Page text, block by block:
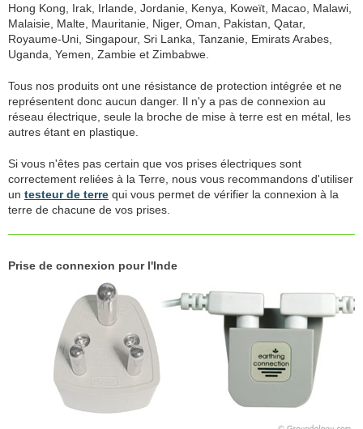
Hong Kong, Irak, Irlande, Jordanie, Kenya, Koweït, Macao, Malawi,
Malaisie, Malte, Mauritanie, Niger, Oman, Pakistan, Qatar,
Royaume-Uni, Singapour, Sri Lanka, Tanzanie, Emirats Arabes,
Uganda, Yemen, Zambie et Zimbabwe.
Tous nos produits ont une résistance de protection intégrée et ne
représentent donc aucun danger. Il n'y a pas de connexion au
réseau électrique, seule la broche de mise à terre est en métal, les
autres étant en plastique.
Si vous n'êtes pas certain que vos prises électriques sont
correctement reliées à la Terre, nous vous recommandons d'utiliser
un testeur de terre qui vous permet de vérifier la connexion à la
terre de chacune de vos prises.
Prise de connexion pour l'Inde